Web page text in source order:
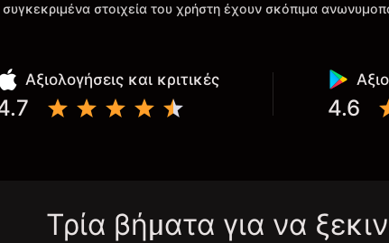
στοιχεία του χρήστη έχουν σκόπιμα
Αξιολογήσεις και κριτικές
4.6
Τρία βήματα για να